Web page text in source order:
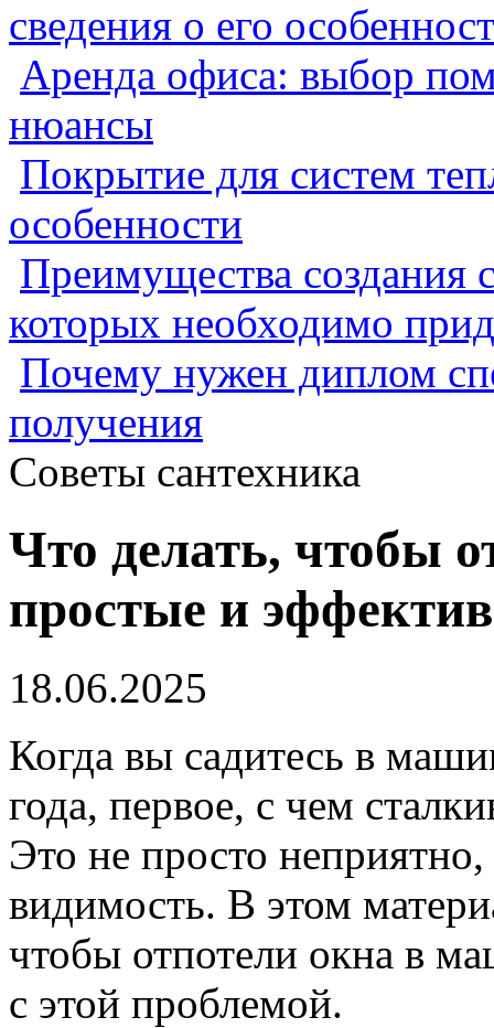
сведения о его
Аренда офиса: выбор
нюансы
Покрытие для систем
особенности
Преимущества создания
которых необходимо
Почему нужен диплом
получения
Советы сантехника
Что делать, чтобы
простые и
18.06.2025
Когда вы садитесь в
года, первое, с чем
Это не просто
видимость. В этом
чтобы отпотели окна в
с этой проблемой.